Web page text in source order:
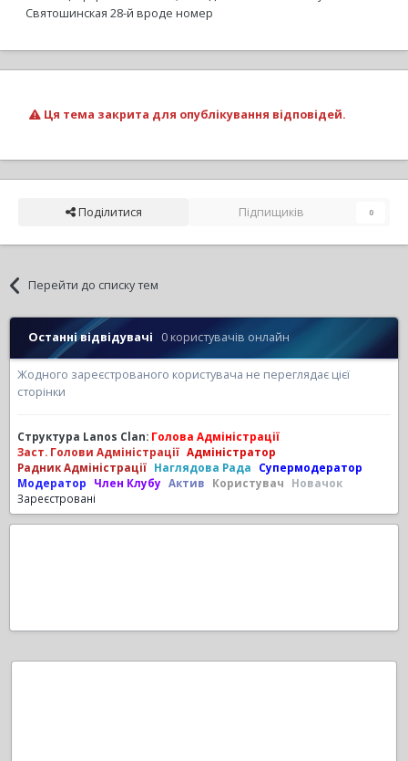
Святошинская 28-й вроде номер
Ця тема закрита для опублікування відповідей.
Поділитися Підпищиків 0
Перейти до списку тем
Останні відвідувачі 0 користувачів онлайн
Жодного зареєстрованого користувача не переглядає цієї
сторінки
Структура Lanos Clan: Голова Адміністрації
Заст. Голови Адміністрації Адміністратор
Радник Адміністрації Наглядова Рада
Супермодератор
Модератор
Член Клубу Актив Користувач
Новачок
Зареєстровані